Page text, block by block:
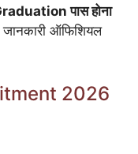
Graduation पास होना
जानकारी ऑफिशियल
2026